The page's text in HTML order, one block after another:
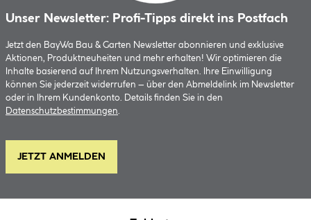
Unser Newsletter: Profi-Tipps direkt ins Postfach
Jetzt den BayWa Bau & Garten Newsletter abonnieren und exklusive
Aktionen, Produktneuheiten und mehr erhalten! Wir optimieren die
Inhalte basierend auf Ihrem Nutzungsverhalten. Ihre Einwilligung
können Sie jederzeit widerrufen – über den Abmeldelink im Newsletter
oder in Ihrem Kundenkonto. Details finden Sie in den
Datenschutzbestimmungen.
JETZT ANMELDEN